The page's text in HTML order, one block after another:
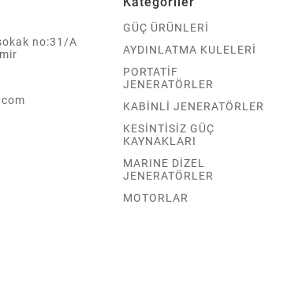
no:31/A
GÜÇ ÜRÜNLERİ
AYDINLATMA KULELERİ
PORTATİF
JENERATÖRLER
KABİNLİ JENERATÖRLER
KESİNTİSİZ GÜÇ
KAYNAKLARI
MARINE DİZEL
JENERATÖRLER
MOTORLAR